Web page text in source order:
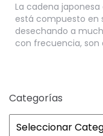
La cadena
está compuesto en
desechando a
con frecuencia,
Categorías